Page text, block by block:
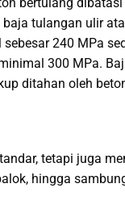
tulangan ulir
240 MPa
300 MPa.
ditahan oleh
tetapi juga
hingga